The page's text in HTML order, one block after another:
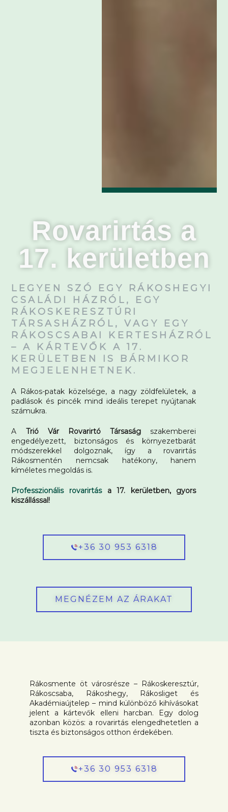
Rovarirtás a
17. kerületben
LEGYEN SZÓ EGY RÁKOSHEGYI
CSALÁDI HÁZRÓL, EGY
RÁKOSKERESZTÚRI
TÁRSASHÁZRÓL, VAGY EGY
RÁKOSCSABAI KERTESHÁZRÓL
– A KÁRTEVŐK A 17.
KERÜLETBEN IS BÁRMIKOR
MEGJELENHETNEK.
A Rákos-patak közelsége, a nagy zöldfelületek, a
padlások és pincék mind ideális terepet nyújtanak
számukra.
A Trió Vár Rovarirtó Társaság szakemberei
engedélyezett, biztonságos és környezetbarát
módszerekkel dolgoznak, így a rovarirtás
Rákosmentén nemcsak hatékony, hanem
kíméletes megoldás is.
Professzionális rovarirtása 17. kerületben, gyors
kiszállással!
+36 30 953 6318
MEGNÉZEM AZ ÁRAKAT
Rákosmente öt városrésze – Rákoskeresztúr,
Rákoscsaba, Rákoshegy, Rákosliget és
Akadémiaújtelep – mind különböző kihívásokat
jelent a kártevők elleni harcban. Egy dolog
azonban közös: a rovarirtás elengedhetetlen a
tiszta és biztonságos otthon érdekében.
+36 30 953 6318